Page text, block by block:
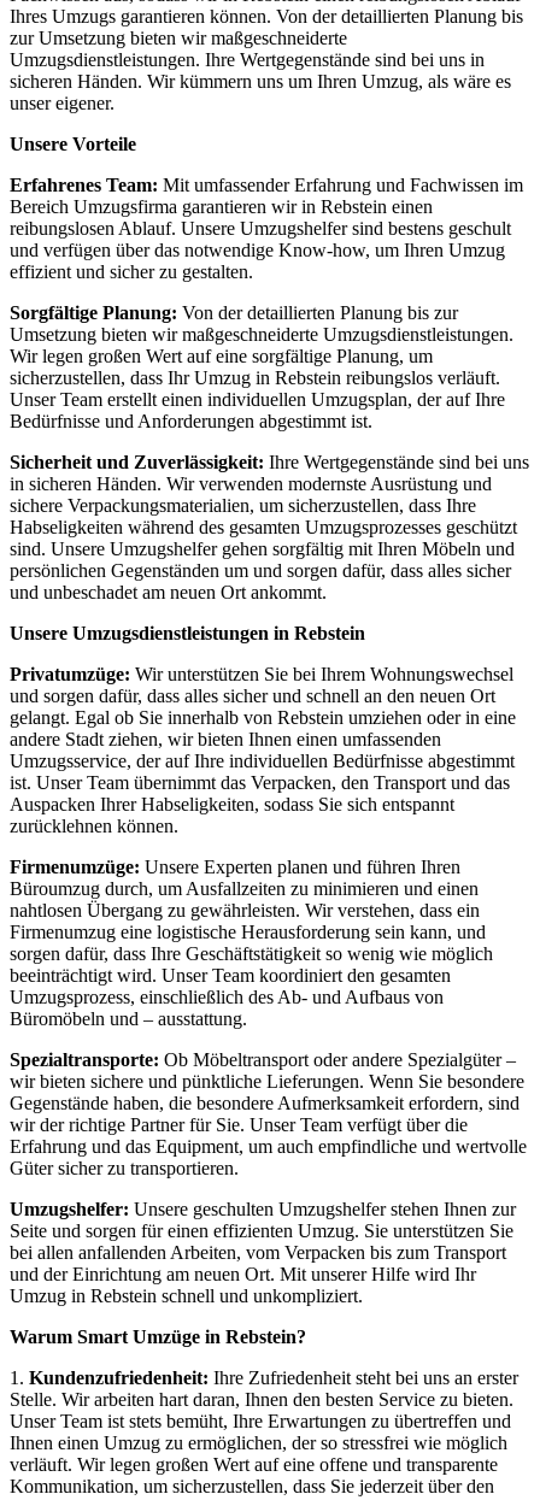
Ihres Umzugs garantieren können. Von der detaillierten Planung bis
zur Umsetzung bieten wir maßgeschneiderte
Umzugsdienstleistungen. Ihre Wertgegenstände sind bei uns in
sicheren Händen. Wir kümmern uns um Ihren Umzug, als wäre es
unser eigener.
Unsere Vorteile
Erfahrenes Team: Mit umfassender Erfahrung und Fachwissen im
Bereich Umzugsfirma garantieren wir in Rebstein einen
reibungslosen Ablauf. Unsere Umzugshelfer sind bestens geschult
und verfügen über das notwendige Know-how, um Ihren Umzug
effizient und sicher zu gestalten.
Sorgfältige Planung: Von der detaillierten Planung bis zur
Umsetzung bieten wir maßgeschneiderte Umzugsdienstleistungen.
Wir legen großen Wert auf eine sorgfältige Planung, um
sicherzustellen, dass Ihr Umzug in Rebstein reibungslos verläuft.
Unser Team erstellt einen individuellen Umzugsplan, der auf Ihre
Bedürfnisse und Anforderungen abgestimmt ist.
Sicherheit und Zuverlässigkeit: Ihre Wertgegenstände sind bei uns
in sicheren Händen. Wir verwenden modernste Ausrüstung und
sichere Verpackungsmaterialien, um sicherzustellen, dass Ihre
Habseligkeiten während des gesamten Umzugsprozesses geschützt
sind. Unsere Umzugshelfer gehen sorgfältig mit Ihren Möbeln und
persönlichen Gegenständen um und sorgen dafür, dass alles sicher
und unbeschadet am neuen Ort ankommt.
Unsere Umzugsdienstleistungen in Rebstein
Privatumzüge: Wir unterstützen Sie bei Ihrem Wohnungswechsel
und sorgen dafür, dass alles sicher und schnell an den neuen Ort
gelangt. Egal ob Sie innerhalb von Rebstein umziehen oder in eine
andere Stadt ziehen, wir bieten Ihnen einen umfassenden
Umzugsservice, der auf Ihre individuellen Bedürfnisse abgestimmt
ist. Unser Team übernimmt das Verpacken, den Transport und das
Auspacken Ihrer Habseligkeiten, sodass Sie sich entspannt
zurücklehnen können.
Firmenumzüge: Unsere Experten planen und führen Ihren
Büroumzug durch, um Ausfallzeiten zu minimieren und einen
nahtlosen Übergang zu gewährleisten. Wir verstehen, dass ein
Firmenumzug eine logistische Herausforderung sein kann, und
sorgen dafür, dass Ihre Geschäftstätigkeit so wenig wie möglich
beeinträchtigt wird. Unser Team koordiniert den gesamten
Umzugsprozess, einschließlich des Ab- und Aufbaus von
Büromöbeln und – ausstattung.
Spezialtransporte: Ob Möbeltransport oder andere Spezialgüter –
wir bieten sichere und pünktliche Lieferungen. Wenn Sie besondere
Gegenstände haben, die besondere Aufmerksamkeit erfordern, sind
wir der richtige Partner für Sie. Unser Team verfügt über die
Erfahrung und das Equipment, um auch empfindliche und wertvolle
Güter sicher zu transportieren.
Umzugshelfer: Unsere geschulten Umzugshelfer stehen Ihnen zur
Seite und sorgen für einen effizienten Umzug. Sie unterstützen Sie
bei allen anfallenden Arbeiten, vom Verpacken bis zum Transport
und der Einrichtung am neuen Ort. Mit unserer Hilfe wird Ihr
Umzug in Rebstein schnell und unkompliziert.
Warum Smart Umzüge in Rebstein?
1. Kundenzufriedenheit: Ihre Zufriedenheit steht bei uns an erster
Stelle. Wir arbeiten hart daran, Ihnen den besten Service zu bieten.
Unser Team ist stets bemüht, Ihre Erwartungen zu übertreffen und
Ihnen einen Umzug zu ermöglichen, der so stressfrei wie möglich
verläuft. Wir legen großen Wert auf eine offene und transparente
Kommunikation, um sicherzustellen, dass Sie jederzeit über den